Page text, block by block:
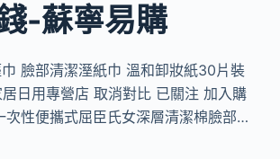
-蘇寧易購
臉部清潔溼紙巾 溫和卸妝紙30片裝
日用專營店 取消對比 已關注 加入購
次性便攜式屈臣氏女深層清潔棉臉部…